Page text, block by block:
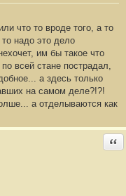
что то вроде того, а то
надо это дело
им бы такое что
всей стане пострадал,
а здесь только
на самом деле?!?!
а отделываются как